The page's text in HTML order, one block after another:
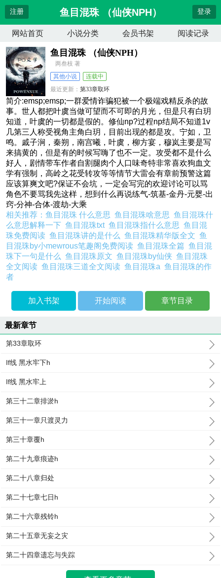
注册 鱼目混珠 （仙侠NPH） 登录
网站首页 小说分类 会员书架 阅读记录
鱼目混珠 （仙侠NPH）
两叁枝 著
其他小说
连载中
最近更新：第33章取环
更新时间：2026-07-10 03:00:02
简介:emsp;emsp;一群爱情诈骗犯被一个极端戏精反杀的故
事。世人都把叶虞当做可望而不可即的月光，但是只有白玥
知道，叶虞的一切都是假的。修仙np?过程np结局不知道1v
几第三人称受视角主角白玥，目前出现的都是攻。宁如，卫
鸣。戚子涧，秦朔，南宫曦，叶虞，柳方宴，穆岚主要是写
来搞黄的，但是有的时候写嗨了也不一定。攻受都不是什么
好人，剧情带车作者自割腿肉个人口味奇特非常喜欢狗血文
学有强制，高岭之花受转攻等等情节大雷会有章前预警这篇
应该算爽文吧?保证不会坑，一定会写完的欢迎讨论可以骂
角色不要骂我先这样，想到什么再说练气-筑基-金丹-元婴-出
窍-分神-合体-渡劫-大乘
相关推荐：鱼目混珠 什么意思鱼目混珠啥意思鱼目混珠什
么意思解释一下鱼目混珠txt鱼目混珠指什么意思鱼目混
珠免费阅读鱼目混珠讲的是什么鱼目混珠精华版全文鱼
目混珠by小mewrous笔趣阁免费阅读鱼目混珠全篇鱼目混
珠下一句是什么鱼目混珠原文鱼目混珠by仙侠鱼目混珠
全文阅读鱼目混珠三道全文阅读鱼目混珠a鱼目混珠的作
者
加入书架 开始阅读 章节目录
最新章节
第33章取环
If线 黑水牢下h
If线 黑水牢上
第三十二章排淤h
第三十一章只渡灵力
第三十章覆h
第二十九章痕迹h
第二十八章归处
第二十七章七日h
第二十六章残铃h
第二十五章无妄之灾
第二十四章遗忘与失踪